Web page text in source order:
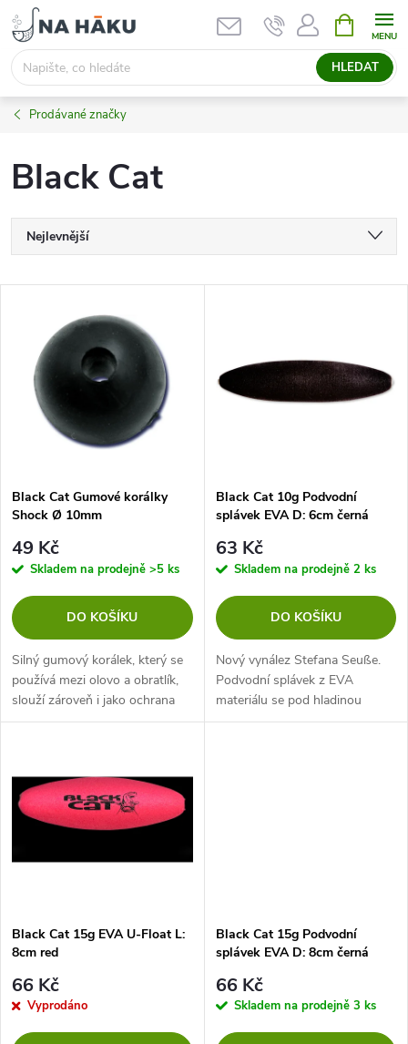
Přejít
na
obsah
HLEDAT
NÁKUPNÍ
KOŠÍK
Prodávané značky
Black Cat
Ř
a
p
r
o
d
u
t
ů
Nejlevnější
Abecedně
s
p
r
o
d
u
t
ů
Black Cat Gumové korálky
Shock Ø 10mm
49 Kč
Skladem na prodejně >5 ks
DO KOŠÍKU
Silný gumový korálek, který se
používá mezi olovo a obratlík,
slouží zároveň i jako ochrana
uzlu.
Black Cat 10g Podvodní
splávek EVA D: 6cm černá
63 Kč
Skladem na prodejně 2 ks
DO KOŠÍKU
Nový vynález Stefana Seuße.
Podvodní splávek z EVA
materiálu se pod hladinou
chová velmi nenápadně a může
Black Cat 15g EVA U-Float L:
8cm red
66 Kč
Vyprodáno
Black Cat 15g Podvodní
splávek EVA D: 8cm černá
66 Kč
Skladem na prodejně 3 ks